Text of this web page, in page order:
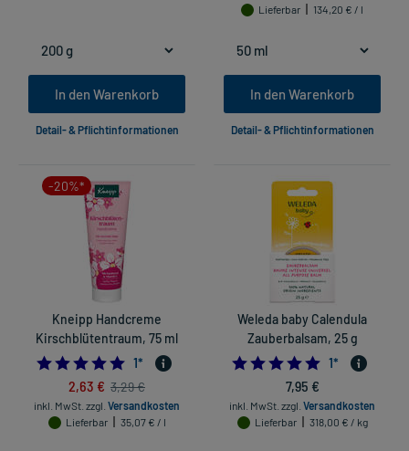
In den Warenkorb
Detail- & Pflichtinformationen
Lieferbar
134,20 € / l
In den Warenkorb
Detail- & Pflichtinformationen
-20%*
Kneipp Handcreme
Kirschblütentraum, 75 ml
5.0
1*
2,63 € 3,29 €
inkl. MwSt. zzgl. Versandkosten
Lieferbar
35,07 € / l
Weleda baby Calendula
Zauberbalsam, 25 g
5.0
1*
7,95 €
inkl. MwSt. zzgl. Versandkosten
Lieferbar
318,00 € / kg